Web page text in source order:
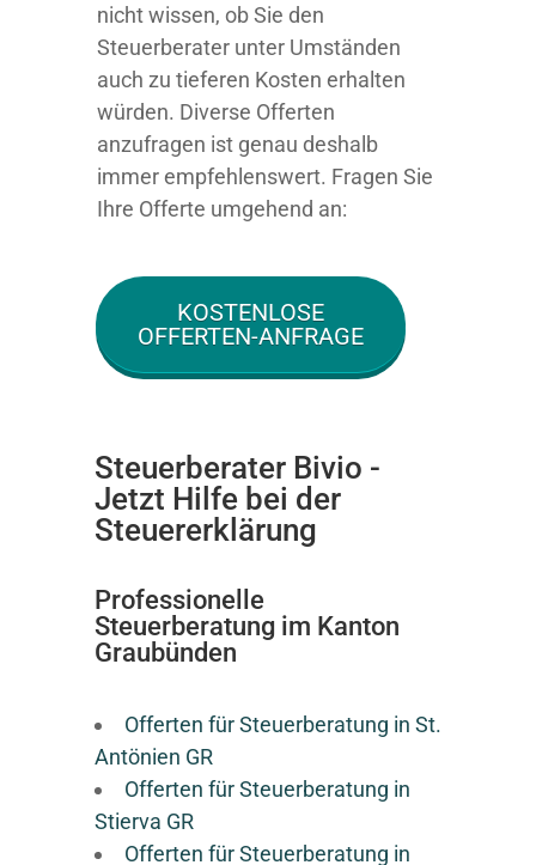
nicht wissen, ob Sie den
Steuerberater unter Umständen
auch zu tieferen Kosten erhalten
würden. Diverse Offerten
anzufragen ist genau deshalb
immer empfehlenswert. Fragen Sie
Ihre Offerte umgehend an:
KOSTENLOSE
OFFERTEN-ANFRAGE
Steuerberater Bivio -
Jetzt Hilfe bei der
Steuererklärung
Professionelle
Steuerberatung im Kanton
Graubünden
Offerten für Steuerberatung in St.
Antönien GR
Offerten für Steuerberatung in
Stierva GR
Offerten für Steuerberatung in